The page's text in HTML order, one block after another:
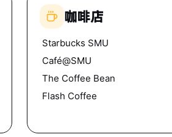
咖啡店
Starbucks SMU
Café@SMU
The Coffee Bean
Flash Coffee